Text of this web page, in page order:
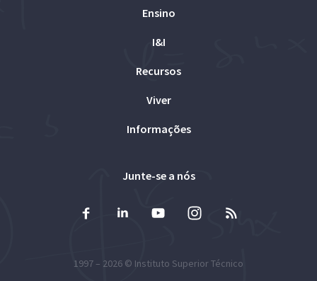
Ensino
I&I
Recursos
Viver
Informações
Junte-se a nós
1997 – 2026 © Instituto Superior Técnico